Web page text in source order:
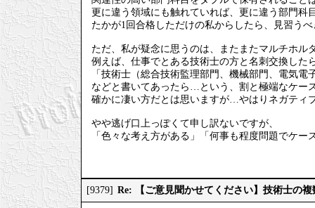
更に違う領域にも触れていれば、更に違う部門
たかが1回合格しただけの私からしたら、見習う
ただ、私が疑念に思うのは、またまたマルチホル
例えば、仕事でとある技術士の方と名刺交換した
「技術士（総合技術監理部門、機械部門、電気
などと書いてあったら…という、割と極端なケー
確かに凄い方だとは思いますが…やはりネガティ
やや逃げ口上っぽくて申し訳ないですが、
「色々な考え方がある」「何事も程度問題でケ
[9379] Re: 【ご意見聞かせてください】技術士の